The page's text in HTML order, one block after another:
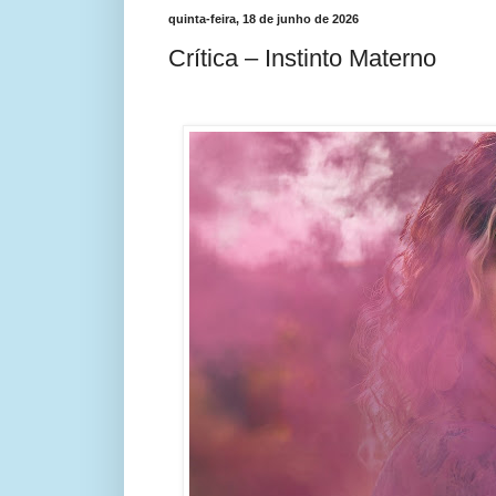
quinta-feira, 18 de junho de 2026
Crítica – Instinto Materno